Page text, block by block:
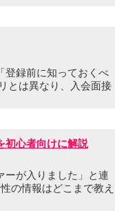
登録前に知っておくべ
とは異なり、入会面接
初心者向けに解説
ーが入りました」と連
の情報はどこまで教え